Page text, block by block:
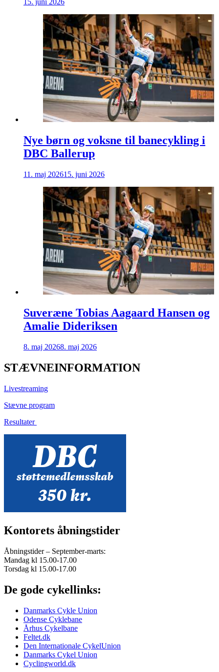
15. juni 2026
Nye børn og voksne til banecykling i
DBC Ballerup
11. maj 202615. juni 2026
Suveræne Tobias Aagaard Hansen og
Amalie Dideriksen
8. maj 20268. maj 2026
STÆVNEINFORMATION
Livestreaming
Stævne program
Resultater
Kontorets åbningstider
Åbningstider – September-marts:
Mandag kl 15.00-17.00
Torsdag kl 15.00-17.00
De gode cykellinks:
Danmarks Cykle Union
Odense Cyklebane
Århus Cykelbane
Feltet.dk
Den Internationale CykelUnion
Danmarks Cykel Union
Cyclingworld.dk